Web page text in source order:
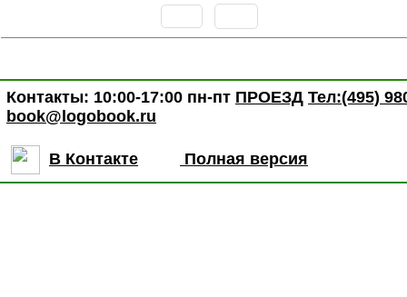
Контакты: 10:00-17:00 пн-пт ПРОЕЗД Тел:(495)
book@logobook.ru
В Контакте Полная версия